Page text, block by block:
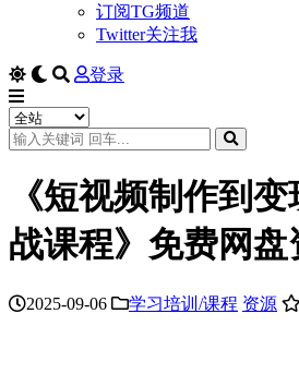
订阅TG频道
Twitter关注我
登录
《短视频制作到
战课程》免费网盘
2025-09-06 学习培训/课程 资源